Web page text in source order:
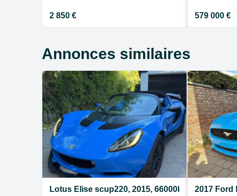
2 850 € 579 000 €
Annonces similaires
Lotus Elise scup220, 2015, 66000km 2017 Ford